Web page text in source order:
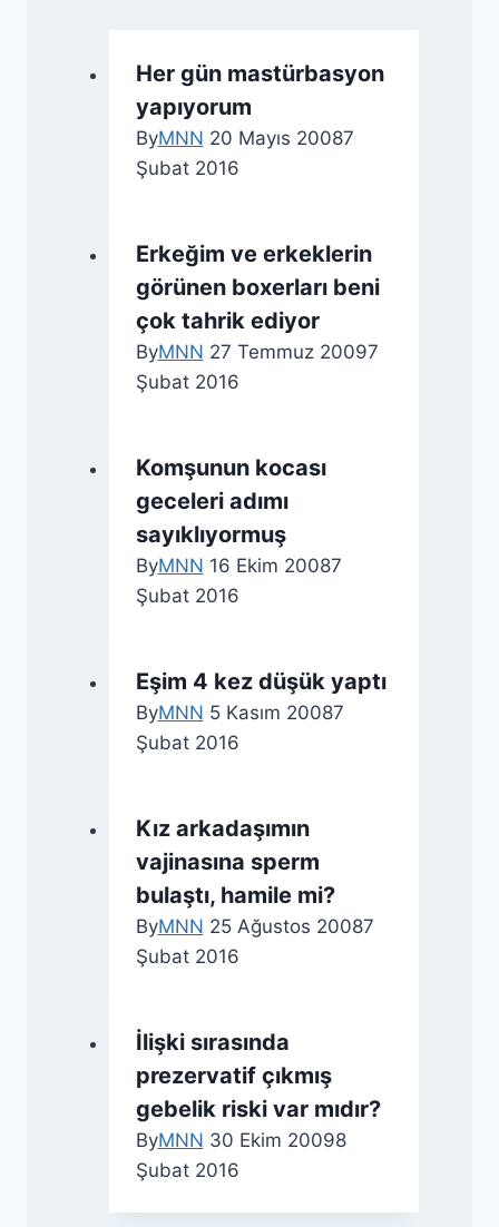
Her gün mastürbasyon
yapıyorum
ByMNN 20 Mayıs 20087
Şubat 2016
Erkeğim ve erkeklerin
görünen boxerları beni
çok tahrik ediyor
ByMNN 27 Temmuz 20097
Şubat 2016
Komşunun kocası
geceleri adımı
sayıklıyormuş
ByMNN 16 Ekim 20087
Şubat 2016
Eşim 4 kez düşük yaptı
ByMNN 5 Kasım 20087
Şubat 2016
Kız arkadaşımın
vajinasına sperm
bulaştı, hamile mi?
ByMNN 25 Ağustos 20087
Şubat 2016
İlişki sırasında
prezervatif çıkmış
gebelik riski var mıdır?
ByMNN 30 Ekim 20098
Şubat 2016